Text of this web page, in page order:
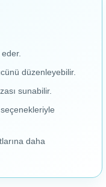
eder.
düzenleyebilir.
sunabilir.
daha